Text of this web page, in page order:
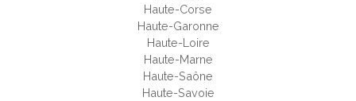
Haute-Corse
Haute-Garonne
Haute-Loire
Haute-Marne
Haute-Saône
Haute-Savoie